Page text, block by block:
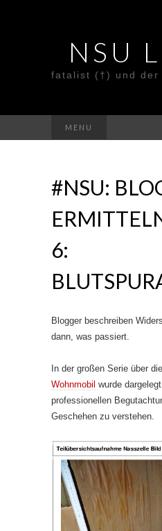
NSU
fatalist (†) und der
MENU
#NSU:
6:
Blogger beschreiben
dann, was passiert.
In der großen Serie über die
Wohnmobil wurde
professionellen
Geschehen zu verstehen.